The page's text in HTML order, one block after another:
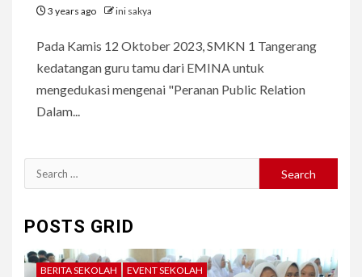
3 years ago ini sakya
Pada Kamis 12 Oktober 2023, SMKN 1 Tangerang
kedatangan guru tamu dari EMINA untuk
mengedukasi mengenai "Peranan Public Relation
Dalam...
Search
for:
POSTS GRID
BERITA SEKOLAH EVENT SEKOLAH